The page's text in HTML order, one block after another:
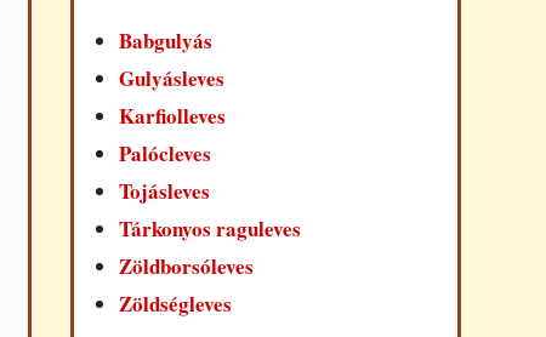
Babgulyás
Gulyásleves
Karfiolleves
Palócleves
Tojásleves
Tárkonyos raguleves
Zöldborsóleves
Zöldségleves